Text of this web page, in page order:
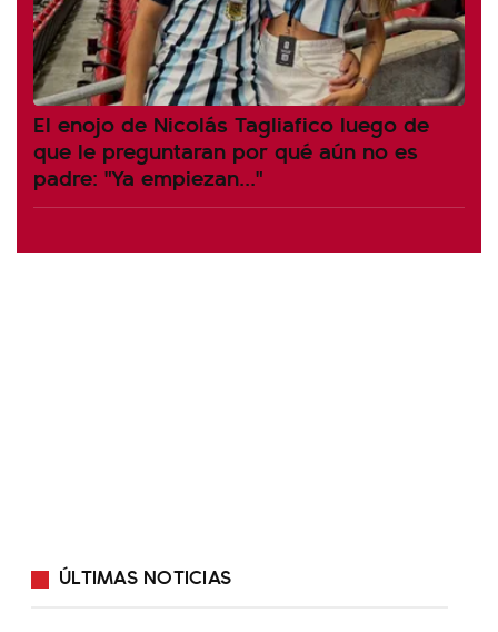
El enojo de Nicolás Tagliafico luego de
que le preguntaran por qué aún no es
padre: "Ya empiezan..."
ÚLTIMAS NOTICIAS